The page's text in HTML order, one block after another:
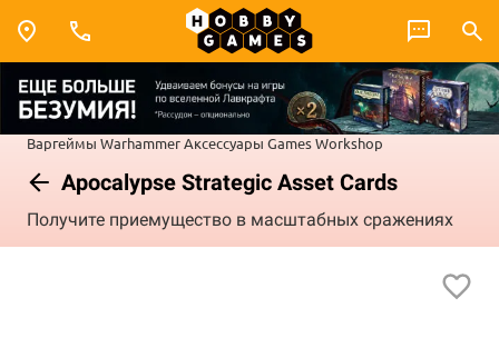
Варгеймы WarhammerАксессуары Games Workshop
Apocalypse Strategic Asset Cards
Получите приемущество в масштабных сражениях